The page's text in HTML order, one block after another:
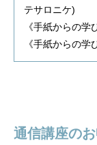
テサロニケ)
《手紙からの
《手紙からの
通信講座の